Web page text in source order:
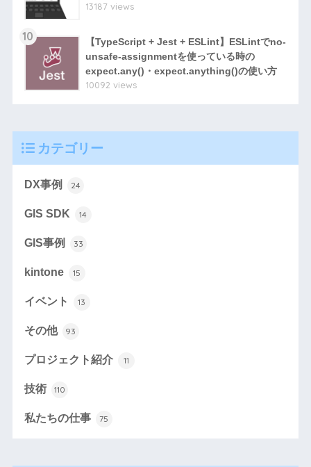
13187 views
10
【TypeScript + Jest + ESLint】ESLintでno-
unsafe-assignmentを使っている時の
expect.any()・expect.anything()の使い方
10092 views
カテゴリー
DX事例 24
GIS SDK 14
GIS事例 33
kintone 15
イベント 13
その他 93
プロジェクト紹介 11
技術 110
私たちの仕事 75